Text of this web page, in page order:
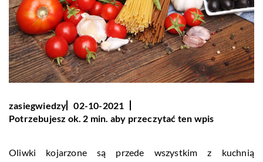
zasiegwiedzy
02-10-2021
Potrzebujesz ok. 2 min. aby przeczytać ten wpis
Oliwki kojarzone są przede wszystkim z kuchnią